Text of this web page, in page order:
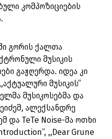
კომპოზიციების
გორის ქალთა
მუსიკის
გაჟღერდა. იდეა კი
მუსიკის”
მუსიკოსებმა და
ალექსანდრე
და TeTe Noise-მა ოთხი
,,Dear Grune